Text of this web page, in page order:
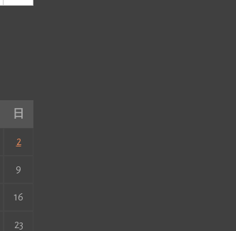
日
2
9
16
23